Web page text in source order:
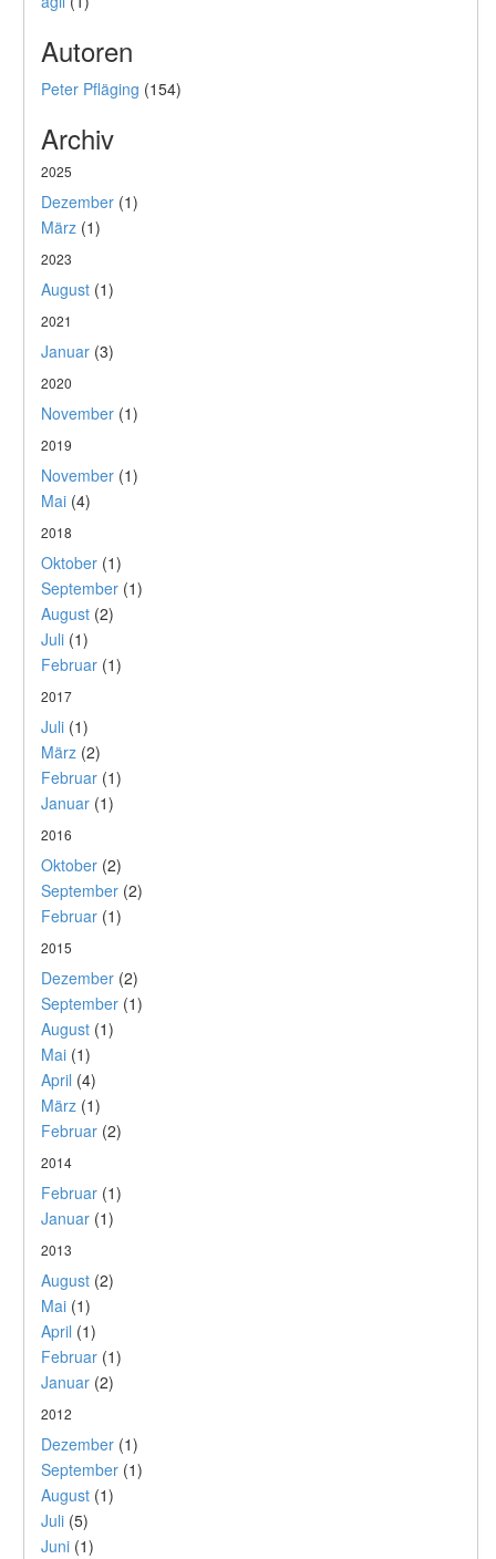
Autoren
Peter Pfläging (154)
Archiv
2025
Dezember (1)
März (1)
2023
August (1)
2021
Januar (3)
2020
November (1)
2019
November (1)
Mai (4)
2018
Oktober (1)
September (1)
August (2)
Juli (1)
Februar (1)
2017
Juli (1)
März (2)
Februar (1)
Januar (1)
2016
Oktober (2)
September (2)
Februar (1)
2015
Dezember (2)
September (1)
August (1)
Mai (1)
April (4)
März (1)
Februar (2)
2014
Februar (1)
Januar (1)
2013
August (2)
Mai (1)
April (1)
Februar (1)
Januar (2)
2012
Dezember (1)
September (1)
August (1)
Juli (5)
Juni (1)